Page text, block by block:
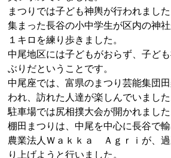
まつりでは子ども神輿が行われました
集まった長谷の小中学生が区内の神
１キロを練り歩きました。
中尾地区には子どもがおらず、子ど
ぶりだということです。
中尾座では、富県のまつり芸能集団
われ、訪れた人達が楽しんでいました
駐車場では尻相撲大会が開かれました
棚田まつりは、中尾を中心に長谷で
農業法人Ｗａｋｋａ Ａｇｒｉが、
り上げようと行いました。